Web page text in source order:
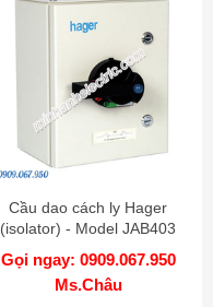
Cầu dao cách ly Hager
(isolator) - Model JAB403
Gọi ngay: 0909.067.950
Ms.Châu